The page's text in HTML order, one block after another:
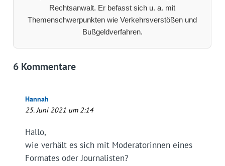
Rechtsanwalt. Er befasst sich u. a. mit
Themenschwerpunkten wie Verkehrsverstößen und
Bußgeldverfahren.
6 Kommentare
Hannah
25. Juni 2021 um 2:14
Hallo,
wie verhält es sich mit Moderatorinnen eines
Formates oder Journalisten?